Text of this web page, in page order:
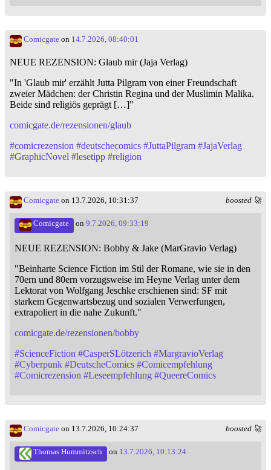
Comicgate on 14.7.2026, 08:40:01
NEUE REZENSION: Glaub mir (Jaja Verlag)
"In 'Glaub mir' erzählt Jutta Pilgram von einer Freundschaft
zweier Mädchen: der Christin Regina und der Muslimin Malika.
Beide sind religiös geprägt […]"
comicgate.de/rezensionen/glaub
#comicrezension #deutschecomics #JuttaPilgram #JajaVerlag
#GraphicNovel #lesetipp #religion
boosted 🚀
Comicgate on 13.7.2026, 10:31:37
Comicgate on 9.7.2026, 09:33:19
NEUE REZENSION: Bobby & Jake (MarGravio Verlag)
"Beinharte Science Fiction im Stil der Romane, wie sie in den
70ern und 80ern vorzugsweise im Heyne Verlag unter dem
Lektorat von Wolfgang Jeschke erschienen sind: SF mit
starkem Gegenwartsbezug und sozialen Verwerfungen,
extrapoliert in die nahe Zukunft."
comicgate.de/rezensionen/bobby
#ScienceFiction #CasperSLötzerich #MargravioVerlag
#Cyberpunk #DeutscheComics #Comicempfehlung
#Comicrezension #Leseempfehlung #QueereComics
boosted 🚀
Comicgate on 13.7.2026, 10:24:37
Thomas Hummitzsch on 13.7.2026, 10:13:24